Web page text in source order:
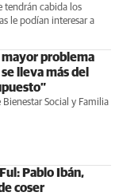
tendrán cabida los
le podían interesar a
mayor problema
lleva más del
Social y Familia
Pablo Ibán,
coser